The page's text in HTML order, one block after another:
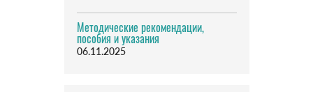
Методические рекомендации,
пособия и указания
06.11.2025